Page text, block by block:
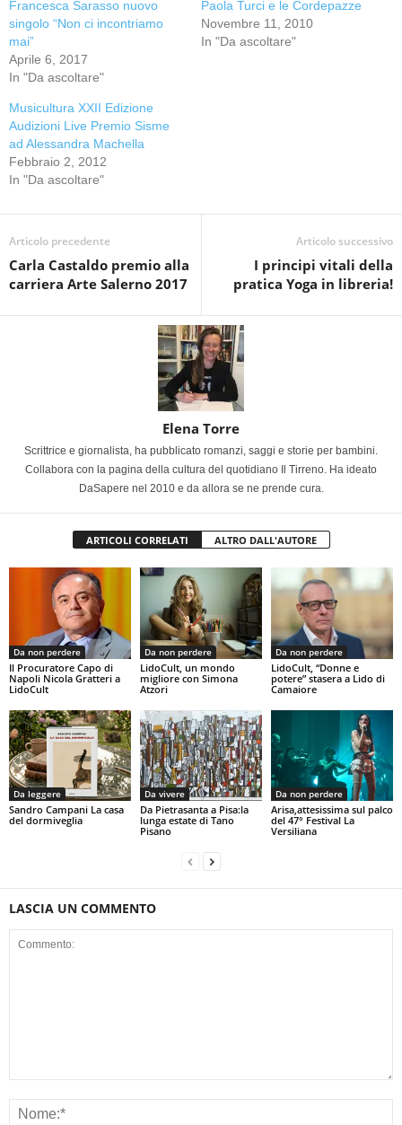
Francesca Sarasso nuovo
singolo “Non ci incontriamo
mai”
Aprile 6, 2017
In "Da ascoltare"
Paola Turci e le Cordepazze
Novembre 11, 2010
In "Da ascoltare"
Musicultura XXII Edizione
Audizioni Live Premio Sisme
ad Alessandra Machella
Febbraio 2, 2012
In "Da ascoltare"
Articolo precedente
Carla Castaldo premio alla
carriera Arte Salerno 2017
Articolo successivo
I principi vitali della
pratica Yoga in libreria!
Elena Torre
Scrittrice e giornalista, ha pubblicato romanzi, saggi e storie per bambini.
Collabora con la pagina della cultura del quotidiano Il Tirreno. Ha ideato
DaSapere nel 2010 e da allora se ne prende cura.
ARTICOLI CORRELATI ALTRO DALL'AUTORE
Da non perdere
Il Procuratore Capo di
Napoli Nicola Gratteri a
LidoCult
Da non perdere
LidoCult, un mondo
migliore con Simona
Atzori
Da non perdere
LidoCult, “Donne e
potere” stasera a Lido di
Camaiore
Da leggere
Sandro Campani La casa
del dormiveglia
Da vivere
Da Pietrasanta a Pisa:la
lunga estate di Tano
Pisano
Da non perdere
Arisa,attesissima sul palco
del 47° Festival La
Versiliana
LASCIA UN COMMENTO